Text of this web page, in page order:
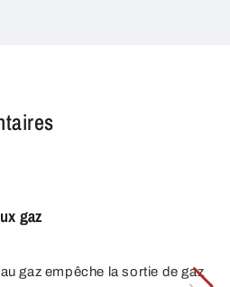
gaz
gaz empêche la sortie de gaz